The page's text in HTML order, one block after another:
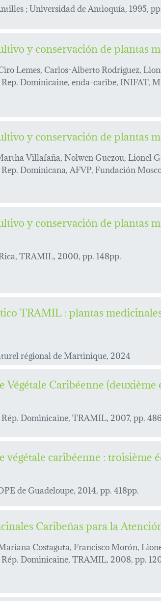
; Universidad de Antioquía, 1995,
y conservación de plantas
Lemes, Carlos-Alberto Rodriguez,
Dominicaine, enda-caribe, INIFAT,
y conservación de plantas
Villafaña, Nolwen Guezou, Lionel
Dominicana, AFVP, Fundación
y conservación de plantas
TRAMIL, 2000, pp. 148pp.
TRAMIL : plantas
régional de Martinique, 2024
Végétale Caribéenne (deuxième
Dominicaine, TRAMIL, 2007, pp.
végétale caribéenne : troisième
de Guadeloupe, 2014, pp. 418pp.
Caribeñas para la
Costaguta, Francisco Morón,
Dominicaine, TRAMIL, 2008, pp.